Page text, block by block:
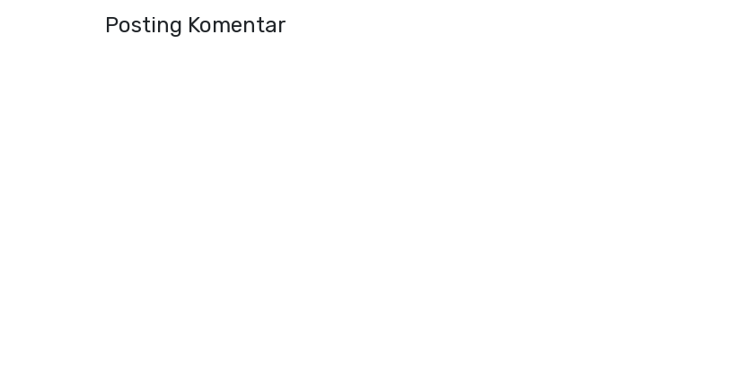
Posting Komentar